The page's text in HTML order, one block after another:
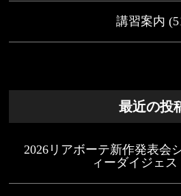
講習案内
最近の投
2026リアボーテ新作発表会
ィーダイジェ